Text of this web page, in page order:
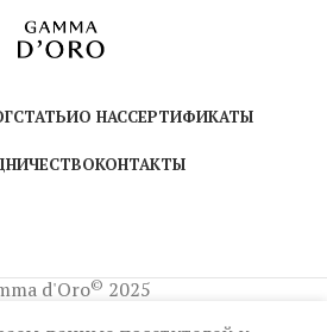
СТАТЬИО НАССЕРТИФИКАТЫ
КОНТАКТЫ
d'Oro© 2025